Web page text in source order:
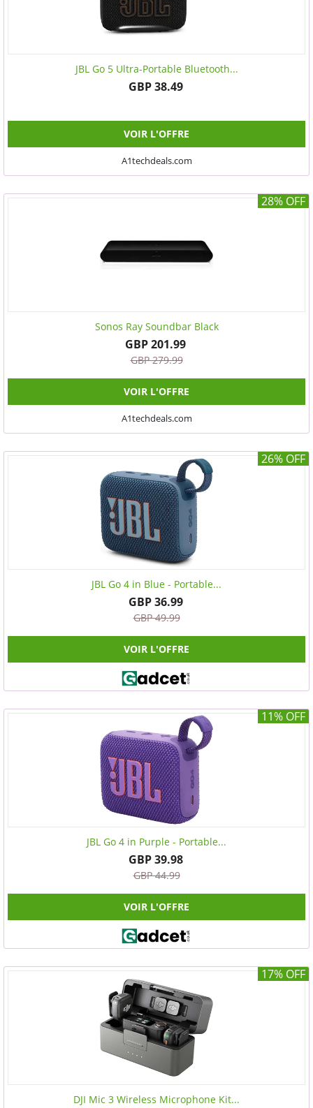
JBL Go 5 Ultra-Portable Bluetooth...
GBP 38.49
VOIR L'OFFRE
A1techdeals.com
28% OFF
Sonos Ray Soundbar Black
GBP 201.99
GBP 279.99
VOIR L'OFFRE
A1techdeals.com
26% OFF
JBL Go 4 in Blue - Portable...
GBP 36.99
GBP 49.99
VOIR L'OFFRE
11% OFF
JBL Go 4 in Purple - Portable...
GBP 39.98
GBP 44.99
VOIR L'OFFRE
17% OFF
DJI Mic 3 Wireless Microphone Kit...